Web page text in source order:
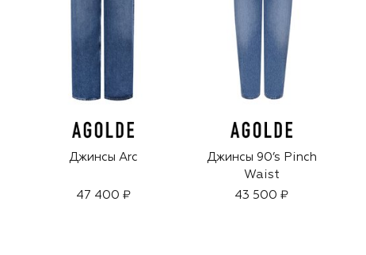
Джинсы Arc
47 400 ₽
Джинсы 90’s Pinch
Waist
43 500 ₽